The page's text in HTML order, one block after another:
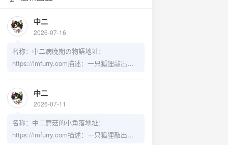
中二
2026-07-16
名称：中二病晚期の物語地址：
https://imfurry.com描述：一只狐狸敲出的
imfurry.imfurry.com/avatar/zebwqFurryAvat
ar.png
中二
2026-07-11
名称：中二蘑菇的小角落地址：
https://imfurry.com描述：一只狐狸敲出的